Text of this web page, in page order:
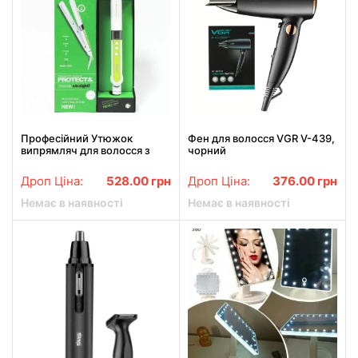
Професійний Утюжок
випрямляч для волосся з
10022
Дроп Ціна: 528.00 грн
Немає в наявності
Фен для волосся VGR V-439,
чорний
Дроп Ціна: 376.00 грн
Немає в наявності